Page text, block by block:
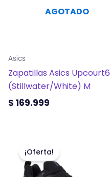
AGOTADO
Asics
Zapatillas Asics Upcourt6
(Stillwater/White) M
$ 169.999
en
la
página
de
producto
¡Oferta!precio
original
era:
producto
tiene